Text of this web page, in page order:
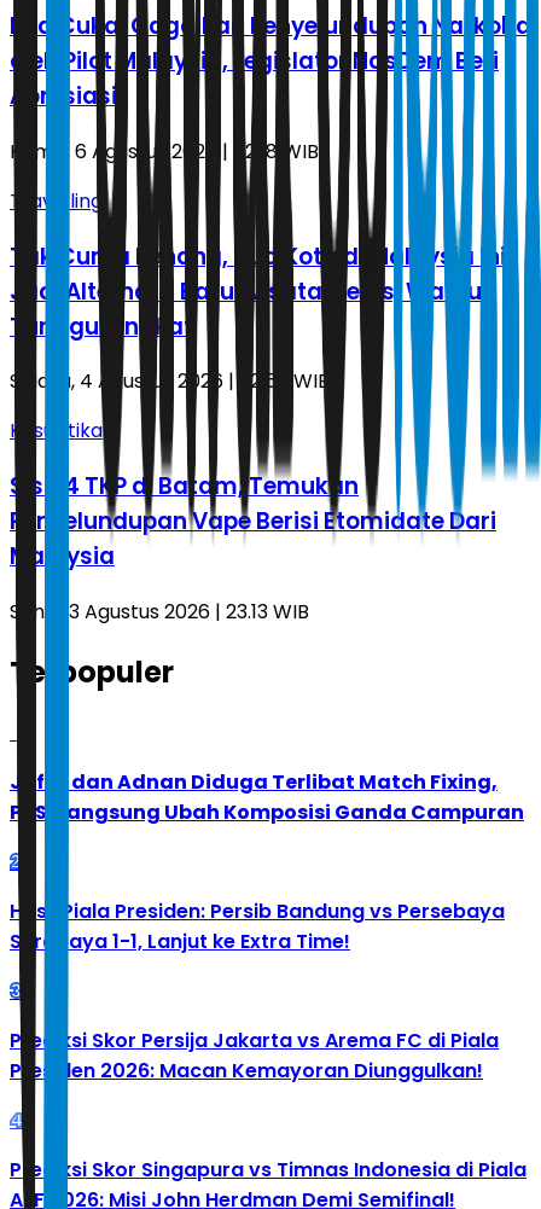
Bea Cukai Gagalkan Penyelundupan Narkoba
oleh Pilot Malaysia, Legislator NasDem Beri
Apresiasi
Kamis, 6 Agustus 2026 | 02.18 WIB
Travelling
Tak Cuma Penang, Dua Kota di Malaysia Ini
Jadi Alternatif Baru Wisata Medis, Waktu
Tunggu Singkat
Selasa, 4 Agustus 2026 | 22.55 WIB
Kasuistika
Sisir 4 TKP di Batam, Temukan
Penyelundupan Vape Berisi Etomidate Dari
Malaysia
Senin, 3 Agustus 2026 | 23.13 WIB
Terpopuler
Jafar dan Adnan Diduga Terlibat Match Fixing,
PBSI Langsung Ubah Komposisi Ganda Campuran
2
Hasil Piala Presiden: Persib Bandung vs Persebaya
Surabaya 1-1, Lanjut ke Extra Time!
3
Prediksi Skor Persija Jakarta vs Arema FC di Piala
Presiden 2026: Macan Kemayoran Diunggulkan!
4
Prediksi Skor Singapura vs Timnas Indonesia di Piala
AFF 2026: Misi John Herdman Demi Semifinal!